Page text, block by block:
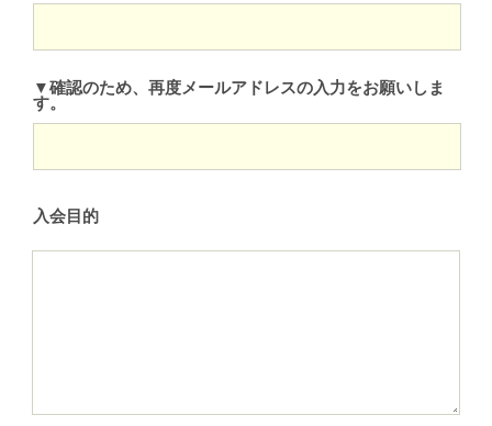
▼確認のため、再度メールアドレスの入力をお願いしま
す。
入会目的